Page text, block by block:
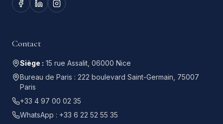
Contact
Siège : 15 rue Assalit, 06000 Nice
Bureau de Paris : 222 boulevard Saint-Germain, 75007
Paris
+33 4 97 00 02 35
WhatsApp : +33 6 22 52 55 35